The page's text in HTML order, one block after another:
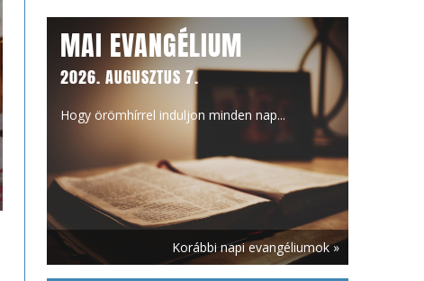
MAI EVANGÉLIUM
2026. AUGUSZTUS 7.
Hogy örömhírrel induljon minden nap...
Korábbi napi evangéliumok »